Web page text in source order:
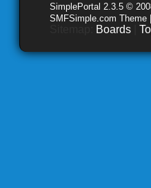
SimplePortal 2.3.5 ©
SMFSimple.com Theme
Boards